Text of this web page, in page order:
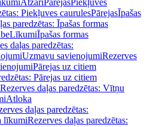
Atzari PārejasPiekļuves
Piekļuves caurulesPārejasĪpašas
paredzētas: Īpašas formas
LīkumiĪpašas formas
daļas paredzētas:
Uzmavu savienojumiRezerves
Pārejas uz citiem
Pārejas uz citiem
Rezerves daļas paredzētas: Vītņu
Atloka
daļas paredzētas:
līkumiRezerves daļas paredzētas: